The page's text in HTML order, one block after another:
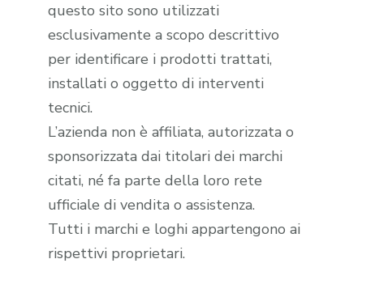
questo sito sono utilizzati
esclusivamente a scopo descrittivo
per identificare i prodotti trattati,
installati o oggetto di interventi
tecnici.
L’azienda non è affiliata, autorizzata o
sponsorizzata dai titolari dei marchi
citati, né fa parte della loro rete
ufficiale di vendita o assistenza.
Tutti i marchi e loghi appartengono ai
rispettivi proprietari.